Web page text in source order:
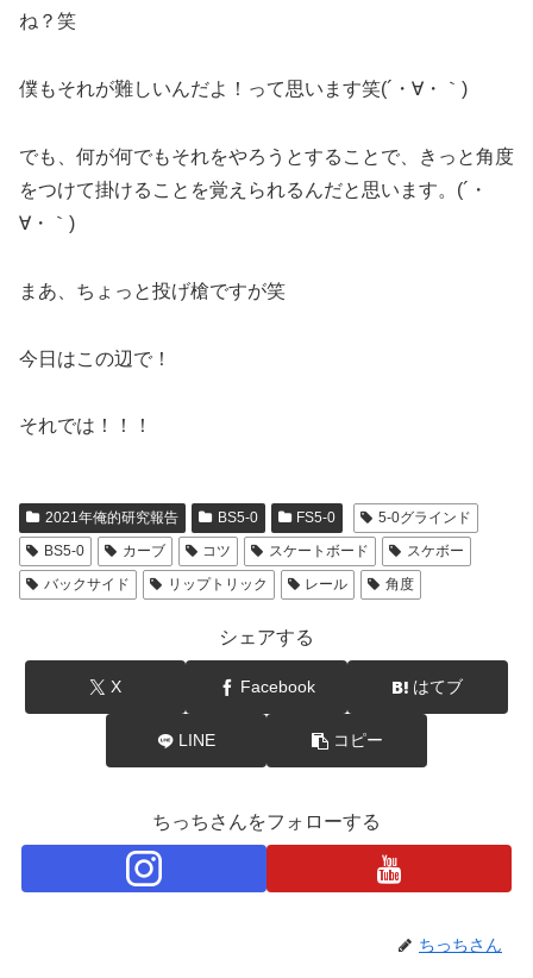
ね？笑
僕もそれが難しいんだよ！って思います笑(´・∀・｀)
でも、何が何でもそれをやろうとすることで、きっと角度
をつけて掛けることを覚えられるんだと思います。(´・
∀・｀)
まあ、ちょっと投げ槍ですが笑
今日はこの辺で！
それでは！！！
2021年俺的研究報告 BS5-0 FS5-0
5-0グラインド
BS5-0
カーブ コツ スケートボード
スケボー
バックサイド
リップトリック レール 角度
シェアする
X Facebook はてブ
LINE コピー
ちっちさんをフォローする
ちっちさん